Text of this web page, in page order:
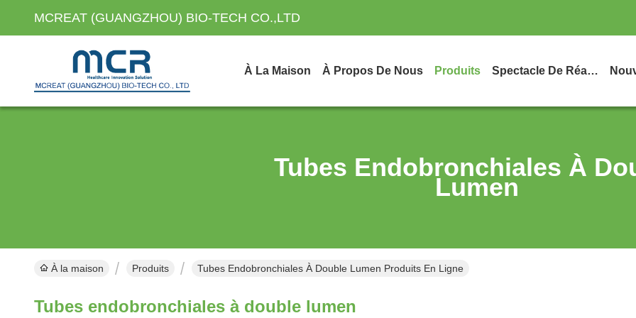
MCREAT (GUANGZHOU) BIO-TECH CO.,LTD
À La Maison À Propos De Nous Produits Spectacle De Réalité Virtuelle
Tubes Endobronchiales À
Lumen
À la maison Produits Tubes Endobronchiales À Double Lumen Produits En Ligne
Tubes endobronchiales à double lumen